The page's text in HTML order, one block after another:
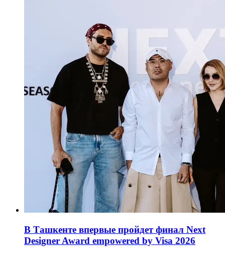
В Ташкенте впервые пройдет финал Next
Designer Award empowered by Visa 2026